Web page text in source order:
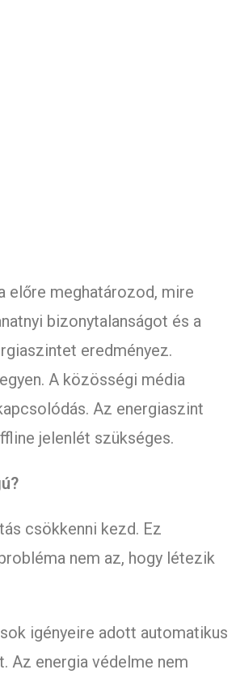
előre meghatározod, mire
bizonytalanságot és a
eredményez.
A közösségi média
Az energiaszint
jelenlét szükséges.
csökkenni kezd. Ez
nem az, hogy létezik
igényeire adott automatikus
Az energia védelme nem